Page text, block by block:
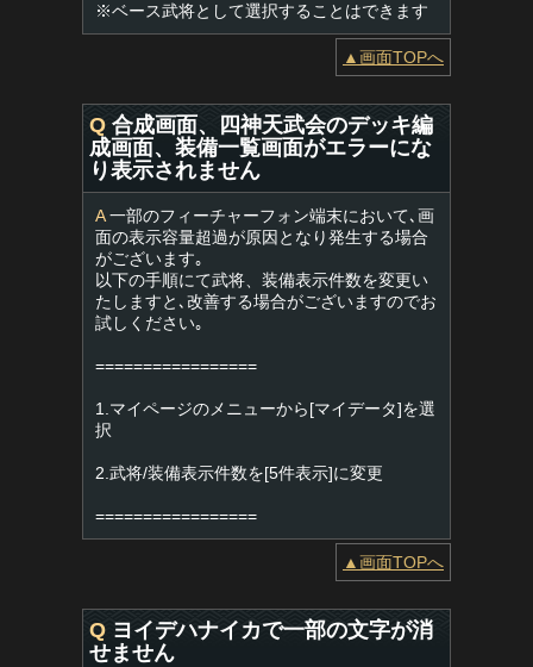
※ベース武将として選択することはできます
▲画面TOPへ
Q 合成画面、四神天武会のデッキ編
成画面、装備一覧画面がエラーにな
り表示されません
A一部のフィーチャーフォン端末において､画
面の表示容量超過が原因となり発生する場合
がございます｡
以下の手順にて武将、装備表示件数を変更い
たしますと､改善する場合がございますのでお
試しください｡
=================
1.マイページのメニューから[マイデータ]を選
択
2.武将/装備表示件数を[5件表示]に変更
=================
▲画面TOPへ
Q ヨイデハナイカで一部の文字が消
せません